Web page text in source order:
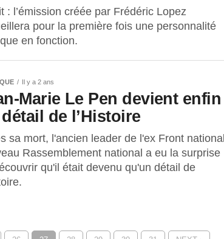
: l’émission créée par Frédéric Lopez
pour la première fois une personnalité
en fonction.
Il y a 2 ans
Marie Le Pen devient enfin
de l’Histoire
sa mort, l'ancien leader de l'ex Front national
Rassemblement national a eu la surprise
qu'il était devenu qu'un détail de